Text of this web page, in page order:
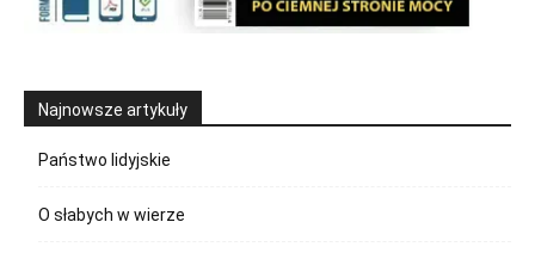
Najnowsze artykuły
Państwo lidyjskie
O słabych w wierze